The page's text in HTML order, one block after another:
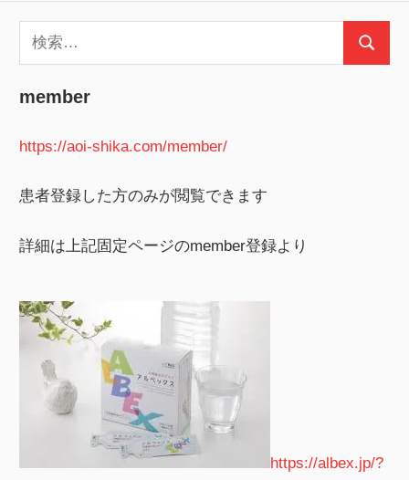
索:
検
member
https://aoi-shika.com/member/
患者登録した方のみが閲覧できます
詳細は上記固定ページのmember登録より
https://albex.jp/?